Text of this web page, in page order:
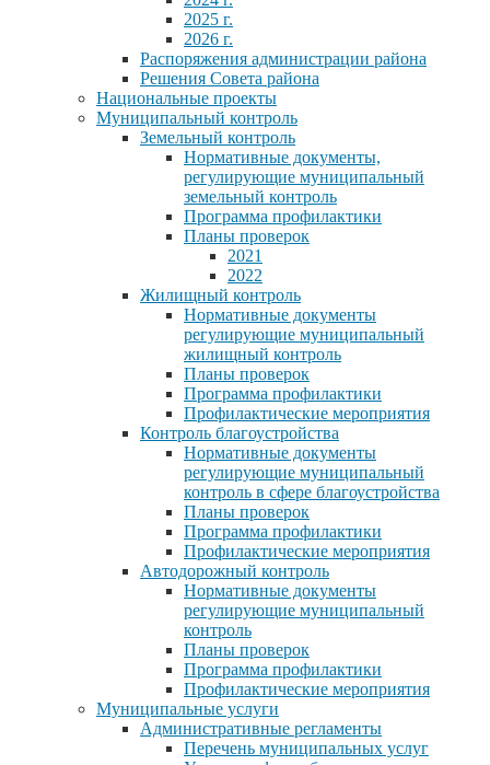
2025 г.
2026 г.
Распоряжения администрации района
Решения Совета района
Национальные проекты
Муниципальный контроль
Земельный контроль
Нормативные документы,
регулирующие муниципальный
земельный контроль
Программа профилактики
Планы проверок
2021
2022
Жилищный контроль
Нормативные документы
регулирующие муниципальный
жилищный контроль
Планы проверок
Программа профилактики
Профилактические мероприятия
Контроль благоустройства
Нормативные документы
регулирующие муниципальный
контроль в сфере благоустройства
Планы проверок
Программа профилактики
Профилактические мероприятия
Автодорожный контроль
Нормативные документы
регулирующие муниципальный
контроль
Планы проверок
Программа профилактики
Профилактические мероприятия
Муниципальные услуги
Административные регламенты
Перечень муниципальных услуг